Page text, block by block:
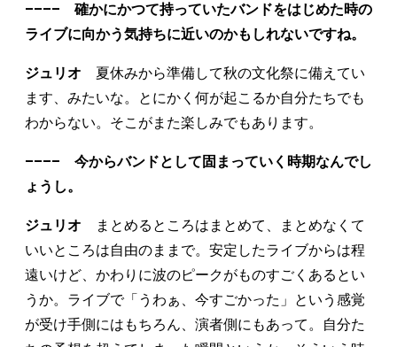
–––– 確かにかつて持っていたバンドをはじめた時の
ライブに向かう気持ちに近いのかもしれないですね。
ジュリオ 夏休みから準備して秋の文化祭に備えてい
ます、みたいな。とにかく何が起こるか自分たちでも
わからない。そこがまた楽しみでもあります。
–––– 今からバンドとして固まっていく時期なんでし
ょうし。
ジュリオ まとめるところはまとめて、まとめなくて
いいところは自由のままで。安定したライブからは程
遠いけど、かわりに波のピークがものすごくあるとい
うか。ライブで「うわぁ、今すごかった」という感覚
が受け手側にはもちろん、演者側にもあって。自分た